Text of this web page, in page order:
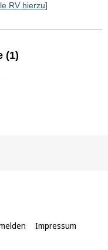
RV hierzu]
(1)
Impressum